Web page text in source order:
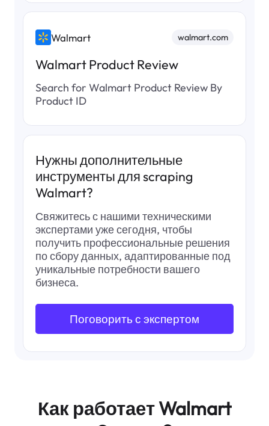
    }
Walmart
Walmart Product Review
Search for Walmart Product Review By
Product ID
walmart.com
Нужны дополнительные
инструменты для scraping
Walmart?
Свяжитесь с нашими техническими
экспертами уже сегодня, чтобы
получить профессиональные решения
по сбору данных, адаптированные под
уникальные потребности вашего
бизнеса.
Поговорить с экспертом
Как работает Walmart